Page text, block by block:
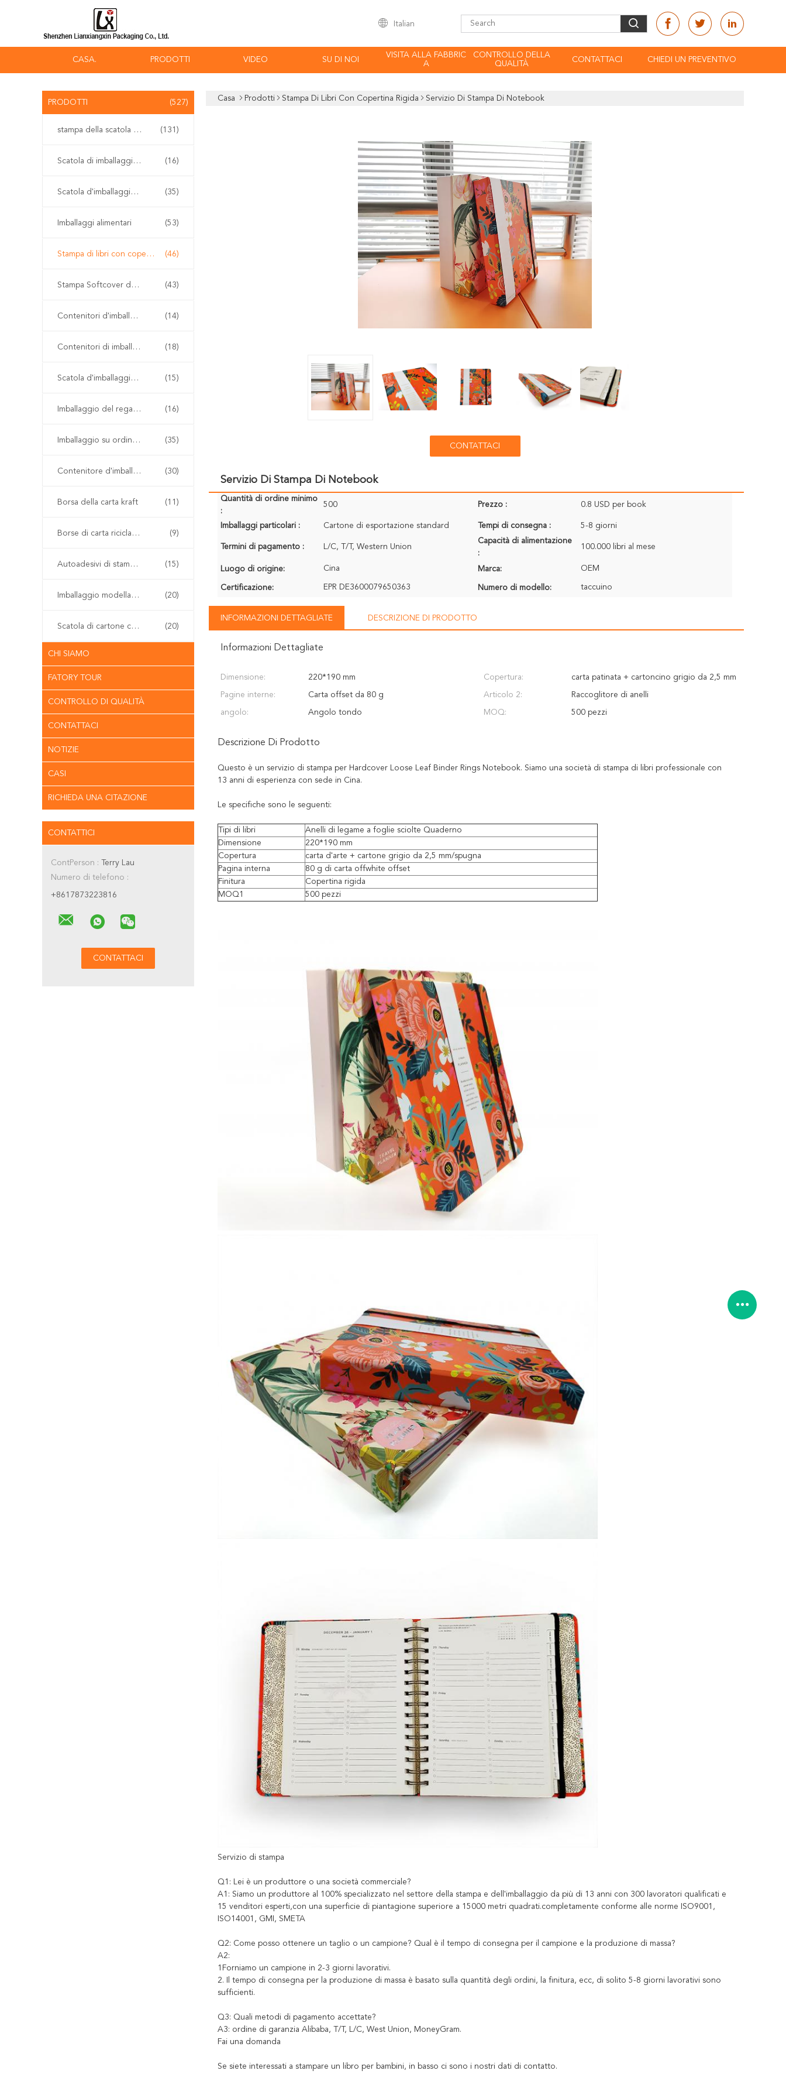
Italian
CASA. PRODOTTI VIDEO SU DI NOI
VISITA ALLA FABBRIC
A
CONTROLLO DELLA
QUALITÀ
CONTATTACI CHIEDI UN PREVENTIVO
PRODOTTI (527)
stampa della scatola d'imballaggio (131)
Scatola di imballaggio Vape (16)
Scatola d'imballaggio cosmetica (35)
Imballaggi alimentari (53)
Stampa di libri con copertina rigida (46)
Stampa Softcover del libro (43)
Contenitori d'imballaggio di scarpa (14)
Contenitori di imballaggio dell'abbigliamento (18)
Scatola d'imballaggio della parrucca (15)
Imballaggio del regalo del contenitore di orologio (16)
Imballaggio su ordinazione del regalo (35)
Contenitore d'imballaggio di carta kraft (30)
Borsa della carta kraft (11)
Borse di carta riciclabili del regalo (9)
Autoadesivi di stampa offset (15)
Imballaggio modellato della polpa (20)
Scatola di cartone con cerniera (20)
CHI SIAMO
FATORY TOUR
CONTROLLO DI QUALITÀ
CONTATTACI
NOTIZIE
CASI
RICHIEDA UNA CITAZIONE
CONTATTICI
ContPerson : Terry Lau
Numero di telefono :
+8617873223816
Casa Prodotti Stampa Di Libri Con Copertina Rigida Servizio Di Stampa Di Notebook
CONTATTACI
Servizio Di Stampa Di Notebook
Quantità di ordine minimo
:
500 Prezzo : 0.8 USD per book
Imballaggi particolari : Cartone di esportazione standard Tempi di consegna : 5-8 giorni
Termini di pagamento : L/C, T/T, Western Union
Capacità di alimentazione
:
100.000 libri al mese
Luogo di origine: Cina Marca: OEM
Certificazione: EPR DE3600079650363 Numero di modello: taccuino
INFORMAZIONI DETTAGLIATE DESCRIZIONE DI PRODOTTO
Informazioni Dettagliate
Dimensione: 220*190 mm Copertura: carta patinata + cartoncino grigio da 2,5 mm
Pagine interne: Carta offset da 80 g Articolo 2: Raccoglitore di anelli
angolo: Angolo tondo MOQ: 500 pezzi
Descrizione Di Prodotto
Questo è un servizio di stampa per Hardcover Loose Leaf Binder Rings Notebook. Siamo una società di stampa di libri professionale con
13 anni di esperienza con sede in Cina.
Le specifiche sono le seguenti:
Tipi di libri
Anelli di legame a foglie sciolte Quaderno
Dimensione
220*190 mm
Copertura
carta d'arte + cartone grigio da 2,5 mm/spugna
Pagina interna
80 g di carta offwhite offset
Finitura
Copertina rigida
MOQ1
500 pezzi
Servizio di stampa
Q1: Lei è un produttore o una società commerciale?
A1: Siamo un produttore al 100% specializzato nel settore della stampa e dell'imballaggio da più di 13 anni con 300 lavoratori qualificati e
15 venditori esperti,con una superficie di piantagione superiore a 15000 metri quadrati.completamente conforme alle norme ISO9001,
ISO14001, GMI, SMETA
Q2: Come posso ottenere un taglio o un campione? Qual è il tempo di consegna per il campione e la produzione di massa?
A2:
1Forniamo un campione in 2-3 giorni lavorativi.
2. Il tempo di consegna per la produzione di massa è basato sulla quantità degli ordini, la finitura, ecc, di solito 5-8 giorni lavorativi sono
sufficienti.
Q3: Quali metodi di pagamento accettate?
A3: ordine di garanzia Alibaba, T/T, L/C, West Union, MoneyGram.
Fai una domanda
Se siete interessati a stampare un libro per bambini, in basso ci sono i nostri dati di contatto.